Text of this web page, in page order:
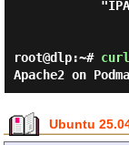
root@dlp:~#
Apache2 on
Ubuntu